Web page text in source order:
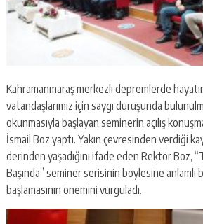
Kahramanmaraş merkezli depremlerde
vatandaşlarımız için saygı duruşunda
okunmasıyla başlayan seminerin açılış
İsmail Boz yaptı. Yakın çevresinden verdiği
derinden yaşadığını ifade eden Rektör Boz,
Başında” seminer serisinin böylesine anlamlı
başlamasının önemini vurguladı.